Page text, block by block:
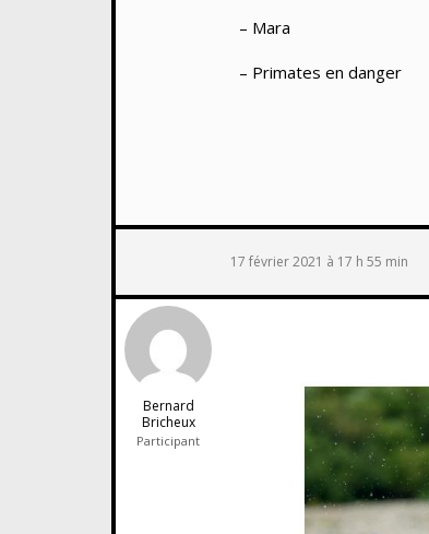
– Mara
– Primates en danger
17 février 2021 à 17 h 55 min
Bernard
Bricheux
Participant